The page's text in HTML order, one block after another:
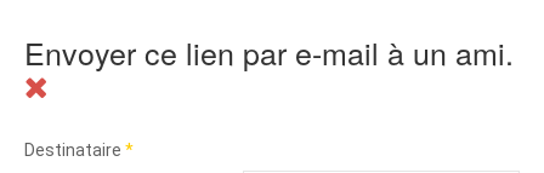
Envoyer ce lien par e-mail à un ami.
Destinataire *